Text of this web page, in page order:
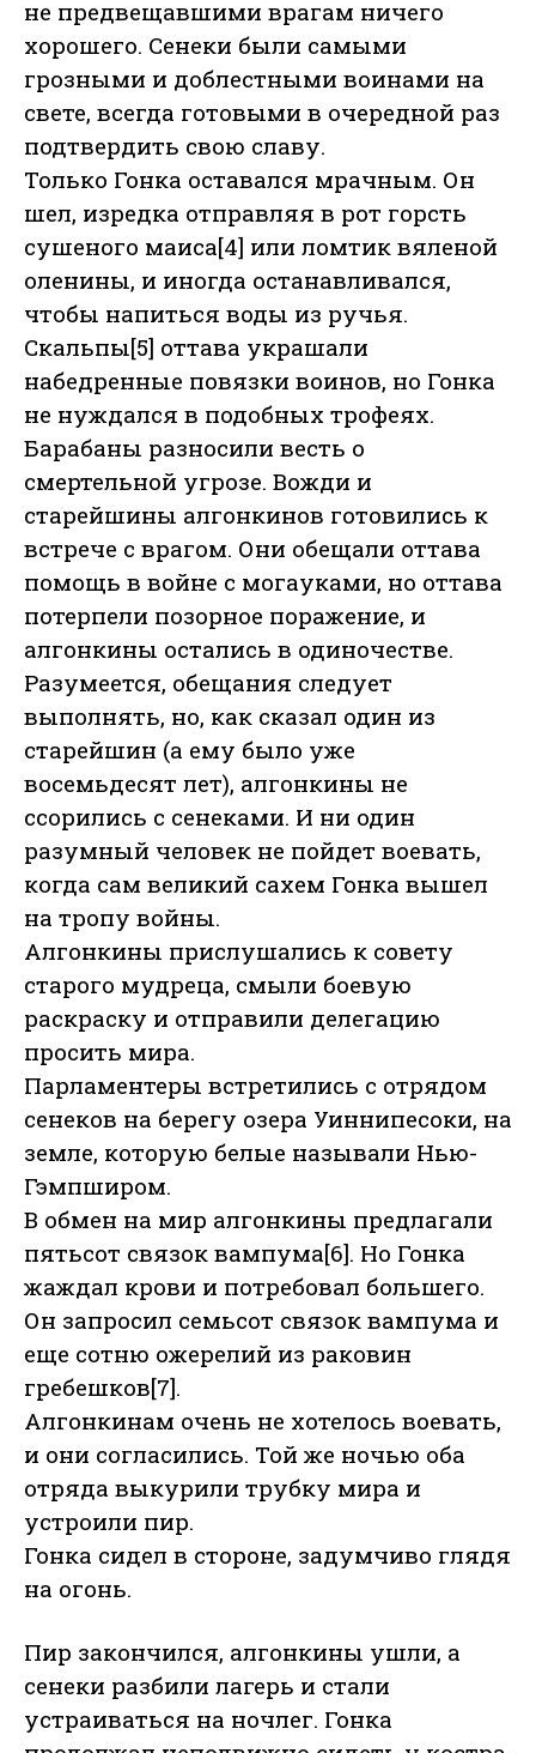
не предвещавшими врагам ничего
хорошего. Сенеки были самыми
грозными и доблестными воинами на
свете, всегда готовыми в очередной раз
подтвердить свою славу.
Только Гонка оставался мрачным. Он
шел, изредка отправляя в рот горсть
сушеного маиса[4] или ломтик вяленой
оленины, и иногда останавливался,
чтобы напиться воды из ручья.
Скальпы[5] оттава украшали
набедренные повязки воинов, но Гонка
не нуждался в подобных трофеях.
Барабаны разносили весть о
смертельной угрозе. Вожди и
старейшины алгонкинов готовились к
встрече с врагом. Они обещали оттава
помощь в войне с могауками, но оттава
потерпели позорное поражение, и
алгонкины остались в одиночестве.
Разумеется, обещания следует
выполнять, но, как сказал один из
старейшин (а ему было уже
восемьдесят лет), алгонкины не
ссорились с сенеками. И ни один
разумный человек не пойдет воевать,
когда сам великий сахем Гонка вышел
на тропу войны.
Алгонкины прислушались к совету
старого мудреца, смыли боевую
раскраску и отправили делегацию
просить мира.
Парламентеры встретились с отрядом
сенеков на берегу озера Уиннипесоки, на
земле, которую белые называли Нью-
Гэмпширом.
В обмен на мир алгонкины предлагали
пятьсот связок вампума[6]. Но Гонка
жаждал крови и потребовал большего.
Он запросил семьсот связок вампума и
еще сотню ожерелий из раковин
гребешков[7].
Алгонкинам очень не хотелось воевать,
и они согласились. Той же ночью оба
отряда выкурили трубку мира и
устроили пир.
Гонка сидел в стороне, задумчиво глядя
на огонь.
Пир закончился, алгонкины ушли, а
сенеки разбили лагерь и стали
устраиваться на ночлег. Гонка